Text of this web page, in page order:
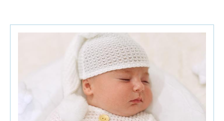
幹
細
胞/
免
疫
細
胞
保
證
技
術
證
問
育
兒
大
小
事
我